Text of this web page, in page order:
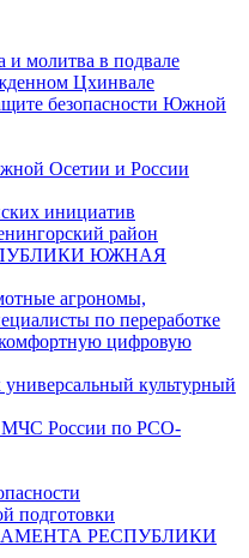
и молитва в подвале
Цхинвале
безопасности Южной
Осетии и России
инициатив
район
ЮЖНАЯ
агрономы,
по переработке
цифровую
культурный
МЧС России по РСО-
подготовки
РЕСПУБЛИКИ